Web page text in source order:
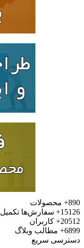
محصولات
سفارش‌ها تکمیل شده
کاربران
مطالب وبلاگ
سریع